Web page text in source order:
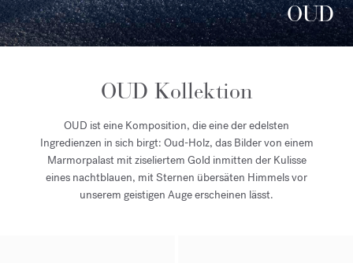
OUD
OUD Kollektion
OUD ist eine Komposition, die eine der edelsten
Ingredienzen in sich birgt: Oud-Holz, das Bilder von einem
Marmorpalast mit ziseliertem Gold inmitten der Kulisse
eines nachtblauen, mit Sternen übersäten Himmels vor
unserem geistigen Auge erscheinen lässt.